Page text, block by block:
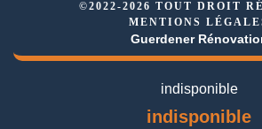
©2022-2026 TOUT DROIT
MENTIONS
Guerdener
indisponible
indisponible